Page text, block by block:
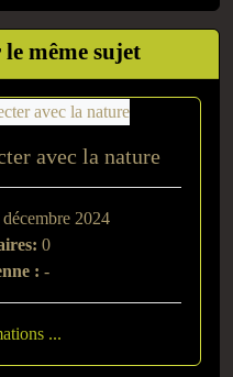
le même sujet
avec la nature
décembre 2024
0
: -
...